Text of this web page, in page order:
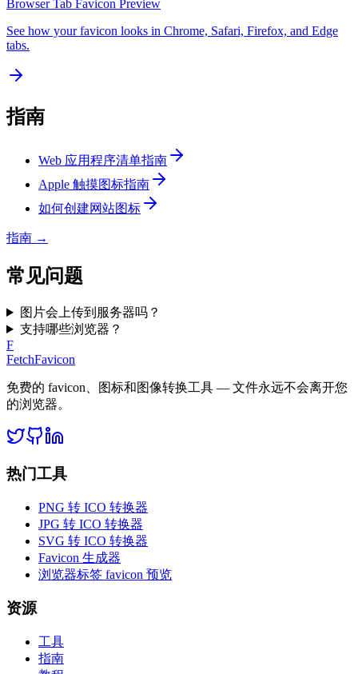
Browser Tab Favicon Preview
See how your favicon looks in Chrome, Safari, Firefox, and Edge
tabs.
指南
Web 应用程序清单指南
Apple 触摸图标指南
如何创建网站图标
指南 →
常见问题
图片会上传到服务器吗？
支持哪些浏览器？
F
FetchFavicon
免费的 favicon、图标和图像转换工具 — 文件永远不会离开您
的浏览器。
热门工具
PNG 转 ICO 转换器
JPG 转 ICO 转换器
SVG 转 ICO 转换器
Favicon 生成器
浏览器标签 favicon 预览
资源
工具
指南